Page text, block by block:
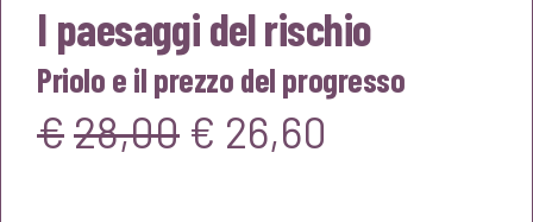
I paesaggi del rischio
Priolo e il prezzo del progresso
€28,00 Il
€ 26,60